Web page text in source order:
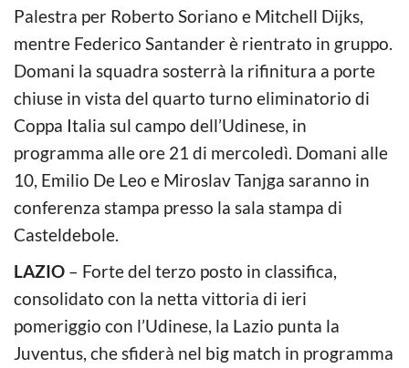
Palestra per Roberto Soriano e Mitchell Dijks,
mentre Federico Santander è rientrato in gruppo.
Domani la squadra sosterrà la rifinitura a porte
chiuse in vista del quarto turno eliminatorio di
Coppa Italia sul campo dell’Udinese, in
programma alle ore 21 di mercoledì. Domani alle
10, Emilio De Leo e Miroslav Tanjga saranno in
conferenza stampa presso la sala stampa di
Casteldebole.
LAZIO – Forte del terzo posto in classifica,
consolidato con la netta vittoria di ieri
pomeriggio con l’Udinese, la Lazio punta la
Juventus, che sfiderà nel big match in programma